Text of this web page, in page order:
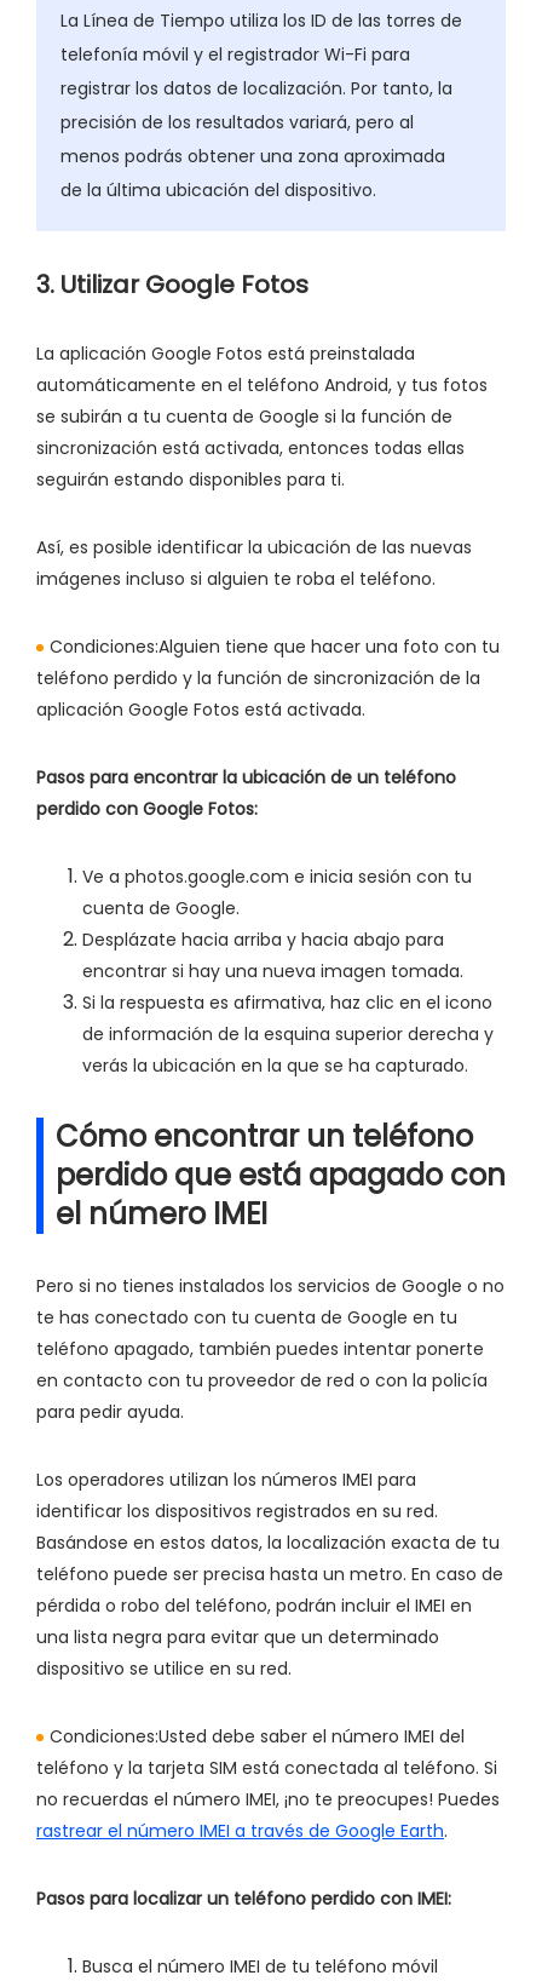
La Línea de Tiempo utiliza los ID de las torres de
telefonía móvil y el registrador Wi-Fi para
registrar los datos de localización. Por tanto, la
precisión de los resultados variará, pero al
menos podrás obtener una zona aproximada
de la última ubicación del dispositivo.
3. Utilizar Google Fotos
La aplicación Google Fotos está preinstalada
automáticamente en el teléfono Android, y tus fotos
se subirán a tu cuenta de Google si la función de
sincronización está activada, entonces todas ellas
seguirán estando disponibles para ti.
Así, es posible identificar la ubicación de las nuevas
imágenes incluso si alguien te roba el teléfono.
Condiciones:Alguien tiene que hacer una foto con tu
teléfono perdido y la función de sincronización de la
aplicación Google Fotos está activada.
Pasos para encontrar la ubicación de un teléfono
perdido con Google Fotos:
Ve a photos.google.com e inicia sesión con tu
cuenta de Google.
Desplázate hacia arriba y hacia abajo para
encontrar si hay una nueva imagen tomada.
Si la respuesta es afirmativa, haz clic en el icono
de información de la esquina superior derecha y
verás la ubicación en la que se ha capturado.
Cómo encontrar un teléfono
perdido que está apagado con
el número IMEI
Pero si no tienes instalados los servicios de Google o no
te has conectado con tu cuenta de Google en tu
teléfono apagado, también puedes intentar ponerte
en contacto con tu proveedor de red o con la policía
para pedir ayuda.
Los operadores utilizan los números IMEI para
identificar los dispositivos registrados en su red.
Basándose en estos datos, la localización exacta de tu
teléfono puede ser precisa hasta un metro. En caso de
pérdida o robo del teléfono, podrán incluir el IMEI en
una lista negra para evitar que un determinado
dispositivo se utilice en su red.
Condiciones:Usted debe saber el número IMEI del
teléfono y la tarjeta SIM está conectada al teléfono. Si
no recuerdas el número IMEI, ¡no te preocupes! Puedes
rastrear el número IMEI a través de Google Earth.
Pasos para localizar un teléfono perdido con IMEI:
Busca el número IMEI de tu teléfono móvil